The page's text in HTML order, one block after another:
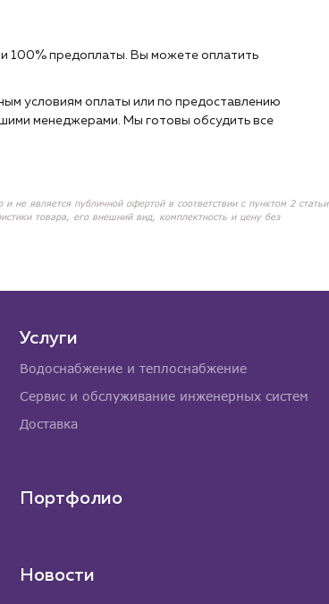
100% предоплаты. Вы можете оплатить
условиям оплаты или по предоставлению
менеджерами. Мы готовы обсудить все
не является публичной офертой в соответствии с пунктом 2 статьи
товара, его внешний вид, комплектность и цену без
Услуги
Водоснабжение и теплоснабжение
Сервис и обслуживание инженерных систем
Доставка
Портфолио
Новости